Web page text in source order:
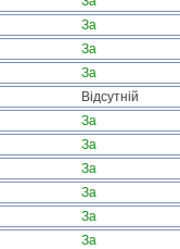
За
За
За
Відсутній
За
За
За
За
За
За